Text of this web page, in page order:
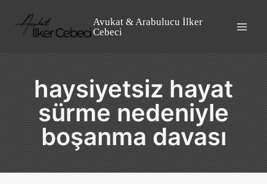
content
Avukat & Arabulucu İlker
Cebeci
haysiyetsiz hayat
sürme nedeniyle
boşanma davası